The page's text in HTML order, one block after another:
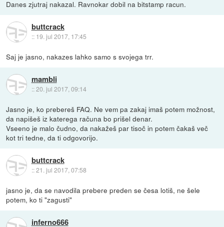
Danes zjutraj nakazal. Ravnokar dobil na bitstamp racun.
buttcrack
:: 19. jul 2017, 17:45
Saj je jasno, nakazes lahko samo s svojega trr.
mambli
::20. jul 2017, 09:14
Jasno je, ko prebereš FAQ. Ne vem pa zakaj imaš potem možnost,
da napišeš iz katerega računa bo prišel denar.
Vseeno je malo čudno, da nakažeš par tisoč in potem čakaš več
kot tri tedne, da ti odgovorijo.
buttcrack
::21. jul 2017, 07:58
jasno je, da se navodila prebere preden se česa lotiš, ne šele
potem, ko ti "zagusti"
inferno666